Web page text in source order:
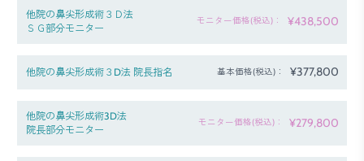
他院の鼻尖形成術３Ｄ法
ＳＧ部分モニター
モニター価格(税込)： ¥438,500
他院の鼻尖形成術３D法 院長指名 基本価格(税込)： ¥377,800
他院の鼻尖形成術3D法
院長部分モニター
モニター価格(税込)： ¥279,800